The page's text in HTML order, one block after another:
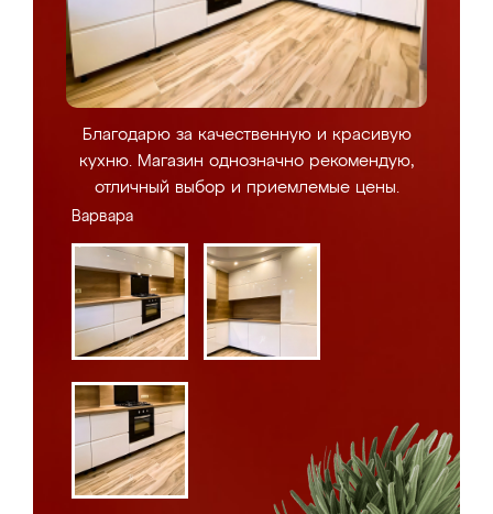
Благодарю за качественную и красивую
кухню. Магазин однозначно рекомендую,
отличный выбор и приемлемые цены.
Варвара